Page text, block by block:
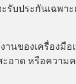
รับประกันเฉพ
นของเครื่องมื
ะอาด หรือความ